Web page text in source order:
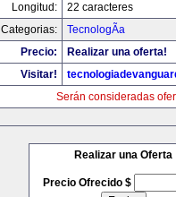
Longitud:
22 caracteres
Categorias:
TecnologÃ­a
Precio:
Realizar una oferta!
Visitar!
Serán consideradas
Realizar una Oferta
Precio Ofrecido $